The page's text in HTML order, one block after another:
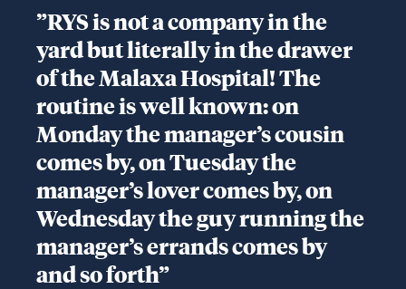
”RYS is not a company in the
yard but literally in the drawer
of the Malaxa Hospital! The
routine is well known: on
Monday the manager’s cousin
comes by, on Tuesday the
manager’s lover comes by, on
Wednesday the guy running the
manager’s errands comes by
and so forth”